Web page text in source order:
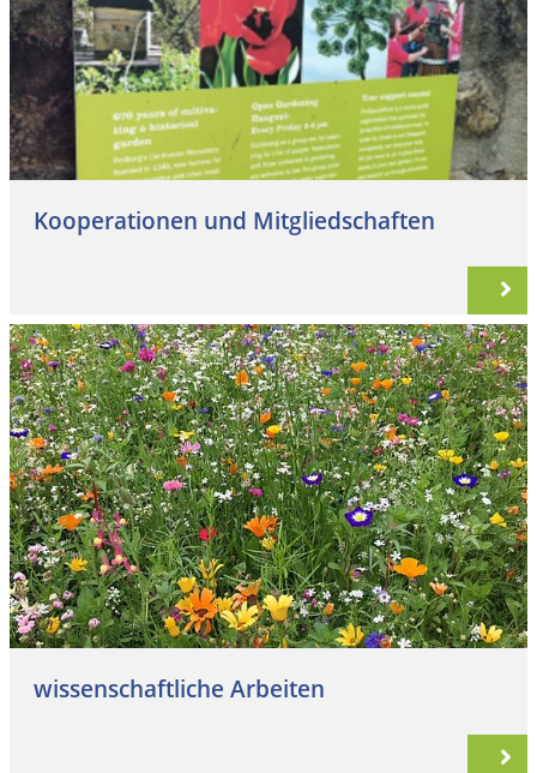
Kooperationen und Mitgliedschaften
wissenschaftliche Arbeiten